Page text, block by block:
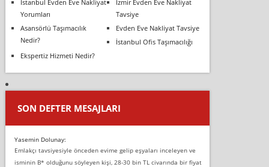
İstanbul Evden Eve Nakliyat
Yorumları
İzmir Evden Eve Nakliyat
Tavsiye
Asansörlü Taşımacılık
Nedir?
Evden Eve Nakliyat Tavsiye
İstanbul Ofis Taşımacılığı
Ekspertiz Hizmeti Nedir?
SON DEFTER MESAJLARI
Yasemin Dolunay:
Emlakçı tavsiyesiyle önceden evime gelip eşyaları inceleyen ve
isminin B* olduğunu söyleyen kişi, 28-30 bin TL civarında bir fiyat